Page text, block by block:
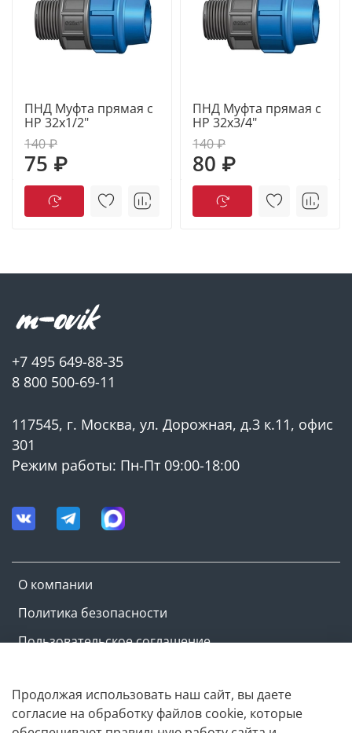
ПНД Муфта прямая с
НР 32x1/2"
140 ₽
75 ₽
ПНД Муфта прямая с
НР 32x3/4"
140 ₽
80 ₽
О компании
Политика безопасности
Пользовательское соглашение
+7 495 649-88-35
8 800 500-69-11
117545, г. Москва, ул. Дорожная, д.3 к.11, офис
301
Режим работы: Пн-Пт 09:00-18:00
Copyright © M-ovik.ru. 2022-2026
Продолжая использовать наш сайт, вы даете
согласие на обработку файлов cookie, которые